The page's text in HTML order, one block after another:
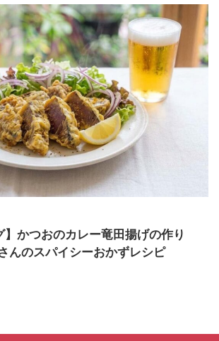
】かつおのカレー竜田揚げの作り
んのスパイシーおかずレシピ